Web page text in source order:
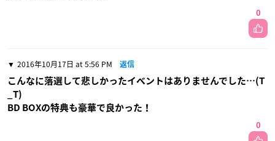
0
2016年10月17日 at 5:56 PM 返信
こんなに落選して悲しかったイベントはありませんでした…(T
_T)
BD BOXの特典も豪華で良かった！
0